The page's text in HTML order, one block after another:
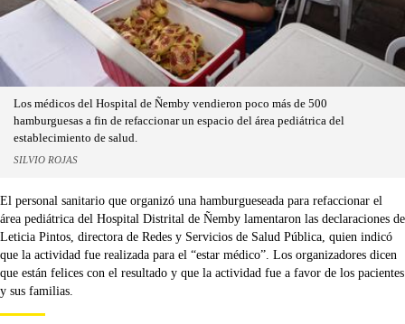
Los médicos del Hospital de Ñemby vendieron poco más de 500
hamburguesas a fin de refaccionar un espacio del área pediátrica del
establecimiento de salud.
SILVIO ROJAS
El personal sanitario que organizó una hamburgueseada para refaccionar el
área pediátrica del Hospital Distrital de Ñemby lamentaron las declaraciones de
Leticia Pintos, directora de Redes y Servicios de Salud Pública, quien indicó
que la actividad fue realizada para el “estar médico”. Los organizadores dicen
que están felices con el resultado y que la actividad fue a favor de los pacientes
y sus familias.